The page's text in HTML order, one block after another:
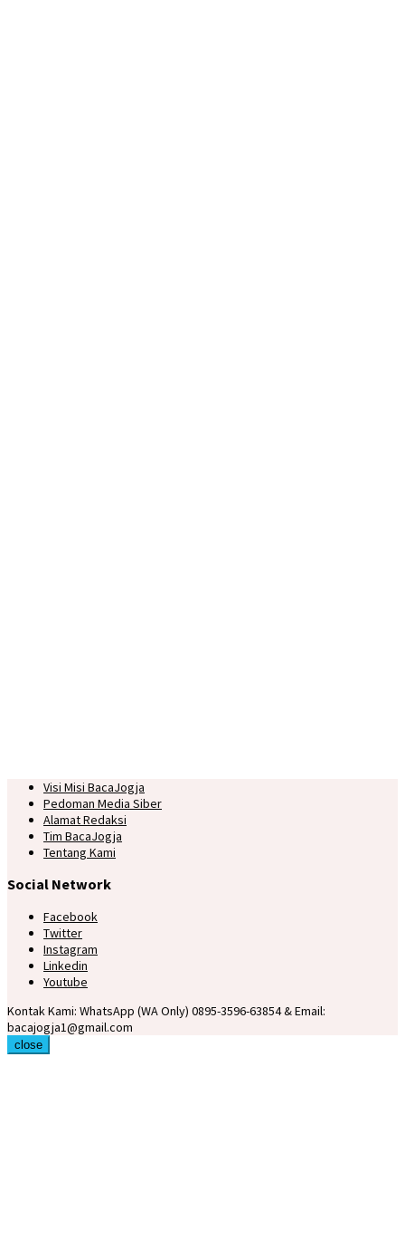
Visi Misi BacaJogja
Pedoman Media Siber
Alamat Redaksi
Tim BacaJogja
Tentang Kami
Social Network
Facebook
Twitter
Instagram
Linkedin
Youtube
Kontak Kami: WhatsApp (WA Only) 0895-3596-63854 & Email:
bacajogja1@gmail.com
close